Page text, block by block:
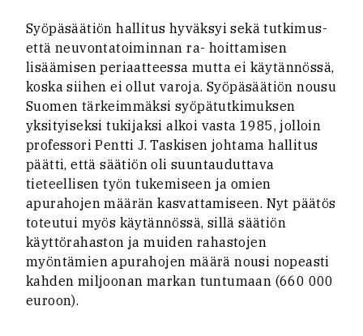
Syöpäsäätiön hallitus hyväksyi sekä tutkimus-
että neuvontatoiminnan ra- hoittamisen
lisäämisen periaatteessa mutta ei käytännössä,
koska siihen ei ollut varoja. Syöpäsäätiön nousu
Suomen tärkeimmäksi syöpätutkimuksen
yksityiseksi tukijaksi alkoi vasta 1985, jolloin
professori Pentti J. Taskisen johtama hallitus
päätti, että säätiön oli suuntauduttava
tieteellisen työn tukemiseen ja omien
apurahojen määrän kasvattamiseen. Nyt päätös
toteutui myös käytännössä, sillä säätiön
käyttörahaston ja muiden rahastojen
myöntämien apurahojen määrä nousi nopeasti
kahden miljoonan markan tuntumaan (660 000
euroon).